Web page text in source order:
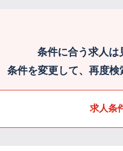
条件に合う求人は
条件を変更して、再度検
求人条